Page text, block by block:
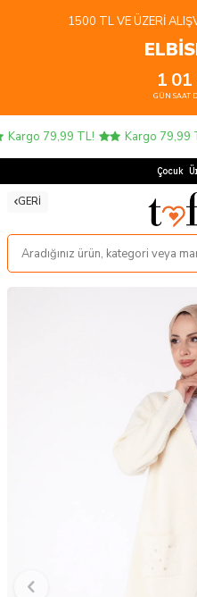
1500 TL VE ÜZERI
1
GÜN
01
SAAT
Kargo 79,99 TL! Kargo 79,99
Çocuk
GERI